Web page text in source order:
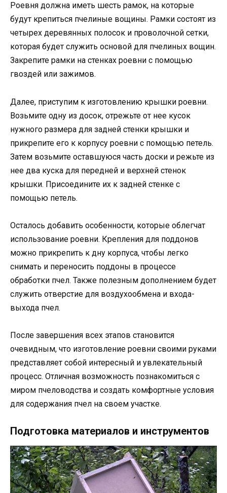
Роевня должна иметь шесть рамок, на которые
будут крепиться пчелиные вощины. Рамки состоят из
четырех деревянных полосок и проволочной сетки,
которая будет служить основой для пчелиных вощин.
Закрепите рамки на стенках роевни с помощью
гвоздей или зажимов.
Далее, приступим к изготовлению крышки роевни.
Возьмите одну из досок, отрежьте от нее кусок
нужного размера для задней стенки крышки и
прикрепите его к корпусу роевни с помощью петель.
Затем возьмите оставшуюся часть доски и режьте из
нее два куска для передней и верхней стенок
крышки. Присоедините их к задней стенке с
помощью петель.
Осталось добавить особенности, которые облегчат
использование роевни. Крепления для поддонов
можно прикрепить к дну корпуса, чтобы легко
снимать и переносить поддоны в процессе
обработки пчел. Также полезным дополнением будет
служить отверстие для воздухообмена и входа-
выхода пчел.
После завершения всех этапов становится
очевидным, что изготовление роевни своими руками
представляет собой интересный и увлекательный
процесс. Отличная возможность познакомиться с
миром пчеловодства и создать комфортные условия
для содержания пчел на своем участке.
Подготовка материалов и инструментов